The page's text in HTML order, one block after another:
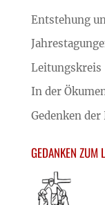
Entstehung
Leitungskreis
In der
Gedenken
GEDANKEN ZUM